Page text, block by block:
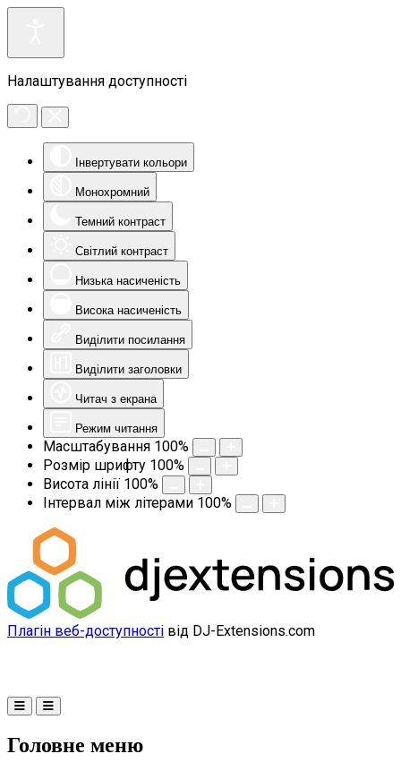
Налаштування доступності
Інвертувати кольори
Монохромний
Темний контраст
Світлий контраст
Низька насиченість
Висока насиченість
Виділити посилання
Виділити заголовки
Читач з екрана
Режим читання
Масштабування 100%
Розмір шрифту 100%
Висота лінії 100%
Інтервал між літерами 100%
Плагін веб-доступності від DJ-Extensions.com
Головне меню